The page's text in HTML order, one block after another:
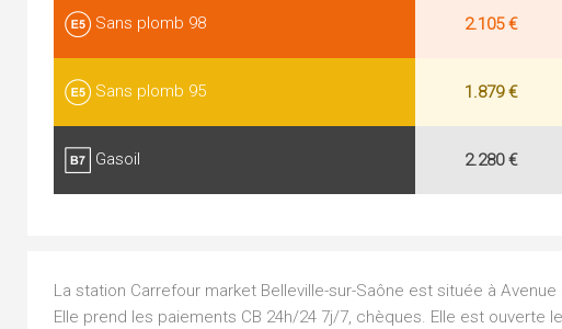
Sans plomb 98 2.105 €
Sans plomb 95 1.879 €
Gasoil 2.280 €
La station Carrefour market Belleville-sur-Saône est située à
Elle prend les paiements CB 24h/24 7j/7, chèques. Elle est ouverte